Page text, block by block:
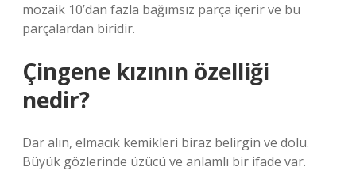
mozaik 10’dan fazla bağımsız parça içerir ve bu
parçalardan biridir.
Çingene kızının özelliği
nedir?
Dar alın, elmacık kemikleri biraz belirgin ve dolu.
Büyük gözlerinde üzücü ve anlamlı bir ifade var.